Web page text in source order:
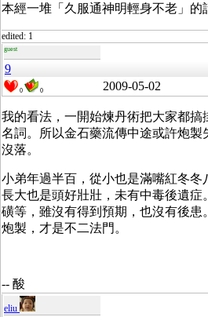
本經一堆「久服通神明輕身不老」的
edited: 1
guest
9
0 0 2009-05-02
我的看法，一開始煉丹術把大家都搞
名詞。所以金石藥流傳中途或許炮製
沒落。
小弟年過半百，從小也是滿嘴紅冬冬
長大也是頭好壯壯，未有中毒後遺症
磺等，雖沒有得到預期，也沒有後患
炮製，才是不二法門。
-- 酸
eliu